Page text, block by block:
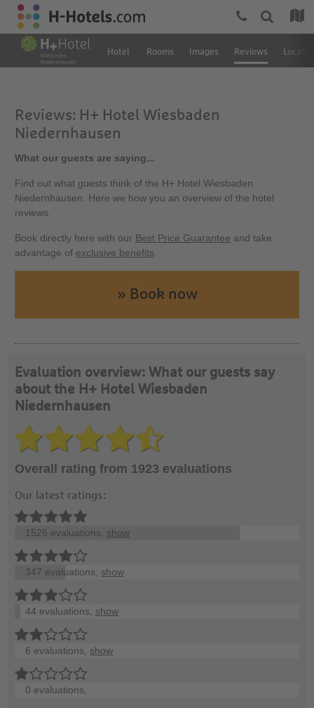
Hotel Rooms Images Reviews
Reviews: H+ Hotel Wiesbaden
Niedernhausen
What our guests are saying...
Find out what guests think of the H+ Hotel Wiesbaden
Niedernhausen. Here we how you an overview of the hotel
reviews.
Book directly here with our Best Price Guarantee and take
advantage of exclusive benefits
» Book now
Evaluation overview: What our guests say
about the H+ Hotel Wiesbaden
Niedernhausen
Overall rating from 1923 evaluations
Our latest ratings:
1526 evaluations, show
347 evaluations, show
44 evaluations, show
6 evaluations, show
0 evaluations,